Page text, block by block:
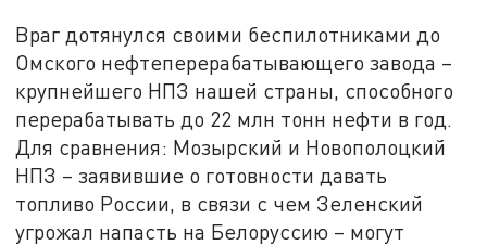
Враг дотянулся своими беспилотниками до
Омского нефтеперерабатывающего завода –
крупнейшего НПЗ нашей страны, способного
перерабатывать до 22 млн тонн нефти в год.
Для сравнения: Мозырский и Новополоцкий
НПЗ – заявившие о готовности давать
топливо России, в связи с чем Зеленский
угрожал напасть на Белоруссию – могут